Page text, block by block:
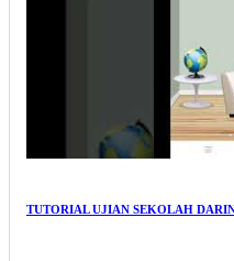
TUTORIAL UJIAN SEKOLAH